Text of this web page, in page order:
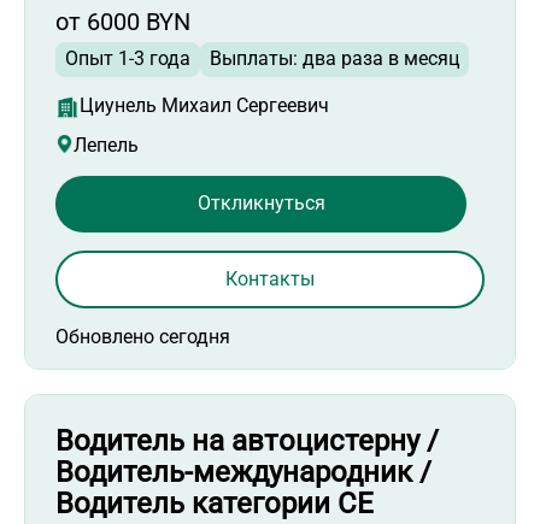
от 6000 BYN
Опыт 1-3 года Выплаты: два раза в месяц
Циунель Михаил Сергеевич
Лепель
Обновлено сегодня
Откликнуться
Контакты
Водитель на автоцистерну /
Водитель-международник /
Водитель категории СЕ